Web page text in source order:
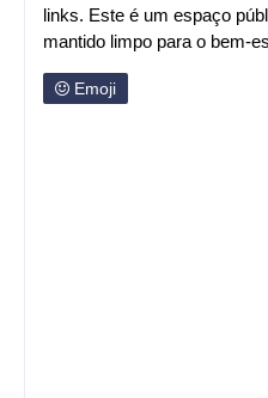
links. Este é um espaço
mantido limpo para o bem-
Emoji